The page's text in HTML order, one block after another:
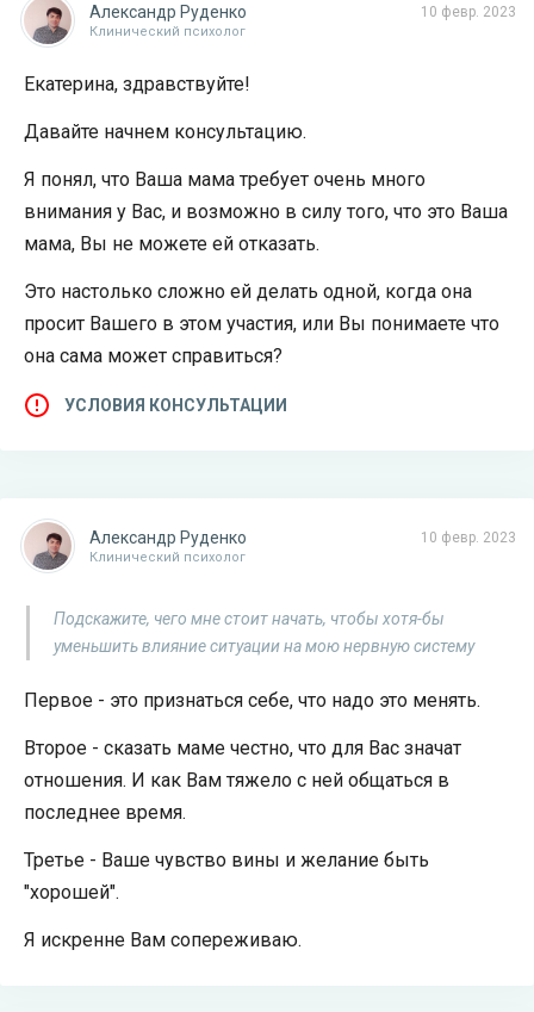
10 февр. 2023
Александр Руденко
Клинический психолог
Екатерина, здравствуйте!
Давайте начнем консультацию.
Я понял, что Ваша мама требует очень много
внимания у Вас, и возможно в силу того, что это Ваша
мама, Вы не можете ей отказать.
Это настолько сложно ей делать одной, когда она
просит Вашего в этом участия, или Вы понимаете что
она сама может справиться?
УСЛОВИЯ КОНСУЛЬТАЦИИ
10 февр. 2023
Александр Руденко
Клинический психолог
Подскажите, чего мне стоит начать, чтобы хотя-бы
уменьшить влияние ситуации на мою нервную систему
Первое - это признаться себе, что надо это менять.
Второе - сказать маме честно, что для Вас значат
отношения. И как Вам тяжело с ней общаться в
последнее время.
Третье - Ваше чувство вины и желание быть
"хорошей".
Я искренне Вам сопереживаю.